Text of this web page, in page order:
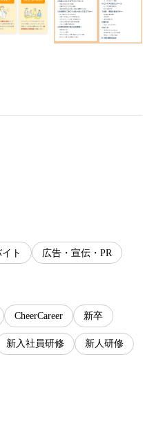
ト 広告・宣伝・PR
CheerCareer 新卒
新入社員研修 新人研修